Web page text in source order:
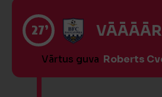
27’
Vārtus guva Roberts